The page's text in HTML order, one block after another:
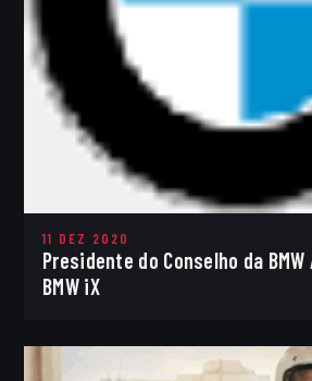
11 DEZ 2020
Presidente do Conselho da
BMW iX